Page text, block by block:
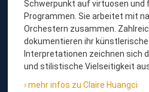
L
A
V
I
E
Schwerpunkt auf virtuosen und
Programmen. Sie arbeitet mit
Orchestern zusammen.
dokumentieren ihr
Interpretationen zeichnen sich
und stilistische Vielseitigkeit
mehr infos zu Claire Huangci